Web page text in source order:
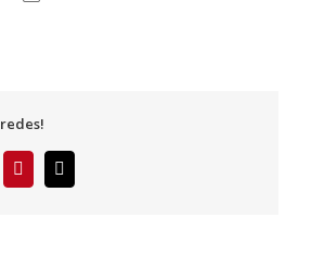
Pinterest
electrónico